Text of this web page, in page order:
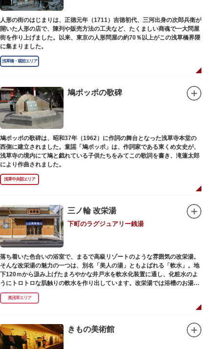
人形の街のはじまりは、正徳元年（1711）吉徳初代、三河出身の次郎兵衛が
開いた人形の店で、陳列や販売方法の工夫など、たくましい商魂で一大問屋
街を作り上げました。以来、東京の人形問屋の約70％以上がこの浅草橋界隈
に集まりました。
浅草橋・蔵前エリア
鳩ポッポの歌碑
鳩ポッポの歌碑は、昭和37年（1962）に作詞の舞台となった浅草寺本堂の
西側に建立されました。童謡「鳩ポッポ」は、作詞家である東くめ女史が、
浅草寺の境内にて鳩と戯れている子供たちをみてこの歌詞を書き、滝蓮太郎
により作曲されました。
浅草中央部エリア
三ノ輪 改栄湯
下町のラグジュアリー銭湯
落ち着いた色合いの浴室で、まるで高級リゾートのような雰囲気の改栄湯。
そんな改栄湯の魅力の一つは、別名「美人の湯」ともよばれる「軟水」。地
下120ｍから汲み上げたまろやかな井戸水を軟水化装置に通し、化粧水のよ
うにトロトロな肌触りの軟水を作り出しています。改栄湯では浴槽のお湯か
らカランのお湯まですべてが軟水。お風呂上がりにはお肌しっとり、髪の毛
さらさらになれることまちがいなしです。お風呂の種類も多く、高濃度浸透
炭酸泉、シルキーバス、ジェットバス、サウナなど気分によって様々なお風
そしてお風呂上がりには、キンキンに冷えた生ビールやレモンサワーで乾杯
するもよし、改栄湯名物こだわりの生乳ソフトクリームを食べるのもよし、
どの年代の方々も、身も心も温まる幸せな空間となっています。オリジナル
奥浅草エリア
きもの美術館